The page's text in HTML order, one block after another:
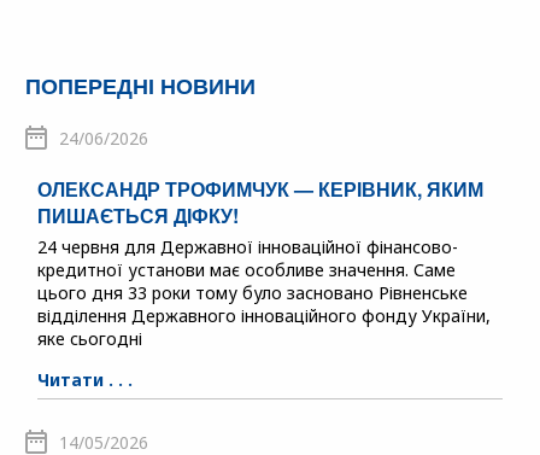
ПОПЕРЕДНІ НОВИНИ
24/06/2026
ОЛЕКСАНДР ТРОФИМЧУК — КЕРІВНИК, ЯКИМ
ПИШАЄТЬСЯ ДІФКУ!
24 червня для Державної інноваційної фінансово-
кредитної установи має особливе значення. Саме
цього дня 33 роки тому було засновано Рівненське
відділення Державного інноваційного фонду України,
яке сьогодні
Читати . . .
14/05/2026